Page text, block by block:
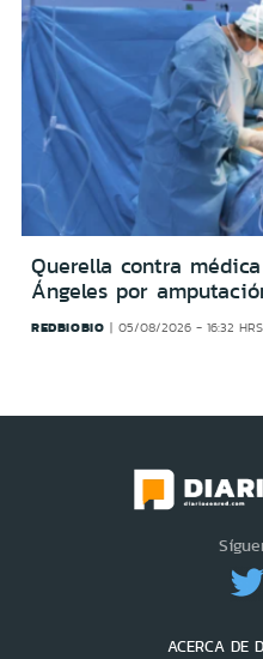
Querella contra
Ángeles por
REDBIOBIO 05/08/2026 - 16:32 HRS
ACERCA DE